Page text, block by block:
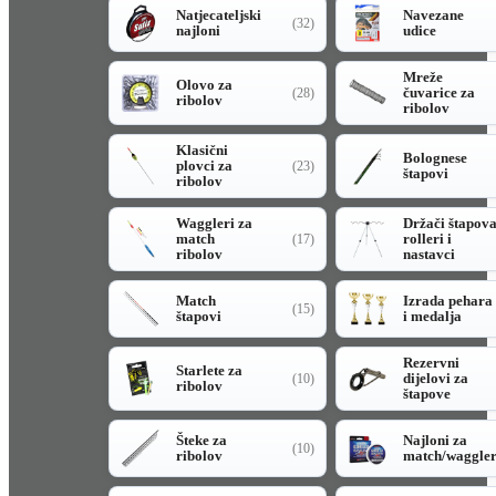
Natjecateljski
najloni
(32)
Navezane
udice
Olovo za
ribolov
(28)
Mreže
čuvarice za
ribolov
Klasični
plovci za
ribolov
(23)
Bolognese
štapovi
Waggleri za
match
ribolov
(17)
Držači štapova
rolleri i
nastavci
Match
štapovi
(15)
Izrada pehara
i medalja
Starlete za
ribolov
(10)
Rezervni
dijelovi za
štapove
Šteke za
ribolov
(10)
Najloni za
match/waggler